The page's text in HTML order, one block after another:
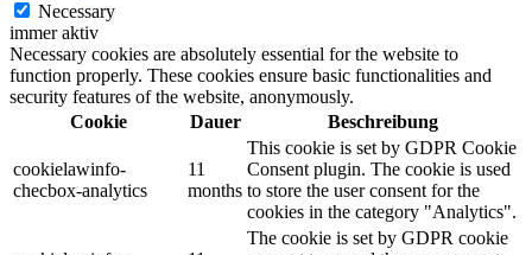
Necessary
immer aktiv
Necessary cookies are absolutely essential for the website to
function properly. These cookies ensure basic functionalities and
security features of the website, anonymously.
Cookie
Dauer Beschreibung
cookielawinfo-
checbox-analytics
11
months
This cookie is set by GDPR Cookie
Consent plugin. The cookie is used
to store the user consent for the
cookies in the category "Analytics".
The cookie is set by GDPR cookie